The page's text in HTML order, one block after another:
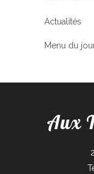
Actualités
Menu du
Aux